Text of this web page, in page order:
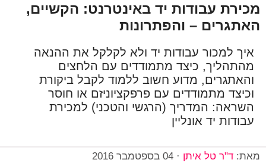
מכירת עבודות יד באינטרנט: הקשיים,
האתגרים – והפתרונות
איך למכור עבודות יד ולא לקלקל את ההנאה
מהתהליך, כיצד מתמודדים עם הלחצים
והאתגרים, מדוע חשוב ללמוד לקבל ביקורת
וכיצד מתמודדים עם פרפקציוניזם או חוסר
השראה: המדריך (הרגשי והטכני) למכירת
עבודות יד אונליין
מאת: ד"ר טל איתן· 04 בספטמבר 2016